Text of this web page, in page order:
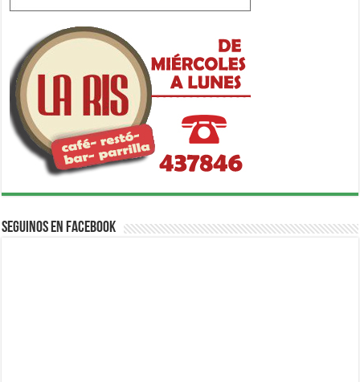
Seguinos en Facebook